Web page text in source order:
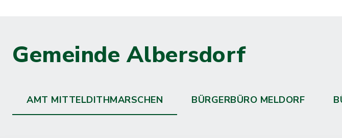
Gemeinde Albersdorf
AMT MITTELDITHMARSCHEN BÜRGERBÜRO MELDORF